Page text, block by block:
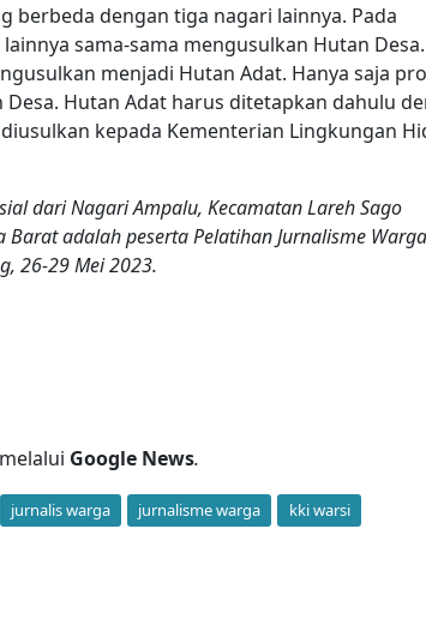
berbeda dengan tiga nagari lainnya. Pada
sama-sama mengusulkan Hutan Desa.
menjadi Hutan Adat. Hanya saja
Hutan Adat harus ditetapkan dahulu
kepada Kementerian Lingkungan
dari Nagari Ampalu, Kecamatan Lareh Sago
adalah peserta Pelatihan Jurnalisme
26-29 Mei 2023.
Google News.
jurnalis warga jurnalisme warga
kki warsi